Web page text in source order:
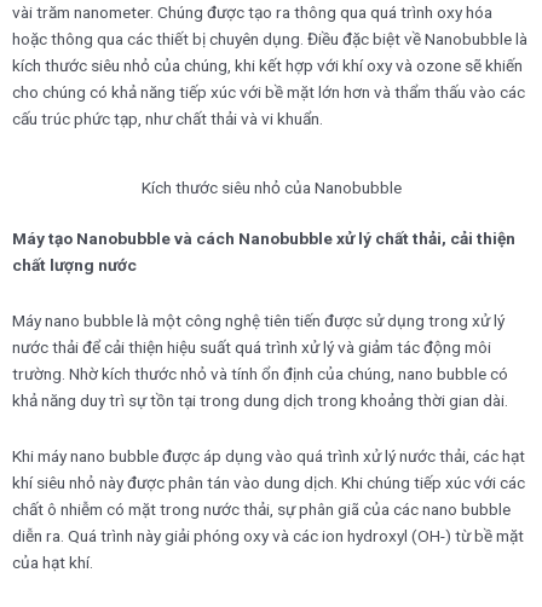
vài trăm nanometer. Chúng được tạo ra thông qua quá trình oxy hóa
hoặc thông qua các thiết bị chuyên dụng. Điều đặc biệt về Nanobubble là
kích thước siêu nhỏ của chúng, khi kết hợp với khí oxy và ozone sẽ khiến
cho chúng có khả năng tiếp xúc với bề mặt lớn hơn và thẩm thấu vào các
cấu trúc phức tạp, như chất thải và vi khuẩn.
Kích thước siêu nhỏ của Nanobubble
Máy tạo Nanobubble và cách Nanobubble xử lý chất thải, cải thiện
chất lượng nước
Máy nano bubble là một công nghệ tiên tiến được sử dụng trong xử lý
nước thải để cải thiện hiệu suất quá trình xử lý và giảm tác động môi
trường. Nhờ kích thước nhỏ và tính ổn định của chúng, nano bubble có
khả năng duy trì sự tồn tại trong dung dịch trong khoảng thời gian dài.
Khi máy nano bubble được áp dụng vào quá trình xử lý nước thải, các hạt
khí siêu nhỏ này được phân tán vào dung dịch. Khi chúng tiếp xúc với các
chất ô nhiễm có mặt trong nước thải, sự phân giã của các nano bubble
diễn ra. Quá trình này giải phóng oxy và các ion hydroxyl (OH-) từ bề mặt
của hạt khí.